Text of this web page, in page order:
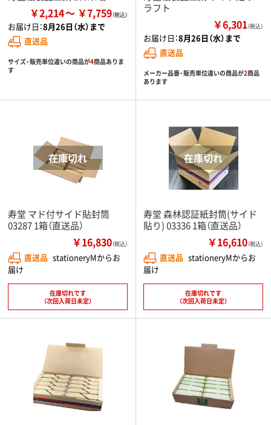
￥2,214 ￥7,759
お届け日：8月26日（水）まで
直送品
サイズ・販売単位違いの商品が4商品ありま
す
ラフト
￥6,301（税込）
お届け日：8月26日（水）まで
直送品
メーカー品番・販売単位違いの商品が2商品
あります
寿堂 マド付サイド貼封筒
03287 1箱（直送品）
￥16,830（税込）
直送品 stationeryMからお
届け
在庫切れです
（次回入荷日未定）
寿堂 森林認証紙封筒(サイド
貼り) 03336 1箱（直送品）
￥16,610（税込）
直送品 stationeryMからお
届け
在庫切れです
（次回入荷日未定）